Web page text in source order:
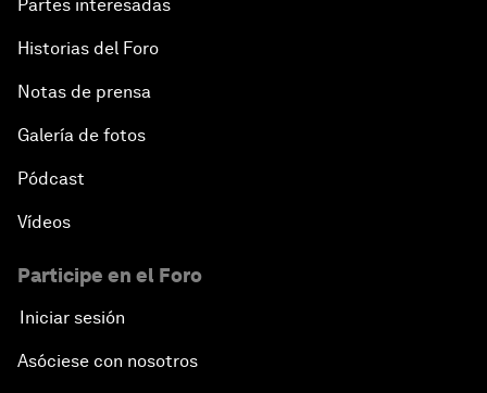
Partes interesadas
Historias del Foro
Notas de prensa
Galería de fotos
Pódcast
Vídeos
Participe en el Foro
Iniciar sesión
Asóciese con nosotros